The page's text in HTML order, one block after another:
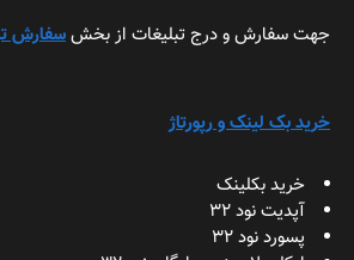
جهت سفارش و درج تبلیغات از بخشسفارش
خرید بک لینک و رپورتاژ
خرید بکلینک
آپدیت نود 32
پسورد نود 32